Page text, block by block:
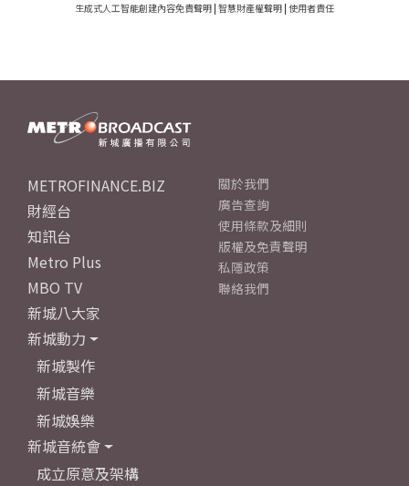
生成式人工智能創建內容免責聲明 | 智慧財產權聲明 | 使用者責任
METROFINANCE.BIZ
財經台
知訊台
Metro Plus
MBO TV
新城八大家
新城動力
新城製作
新城音樂
新城娛樂
新城音統會
成立原意及架構
關於我們
廣告查詢
使用條款及細則
版權及免責聲明
私隱政策
聯絡我們